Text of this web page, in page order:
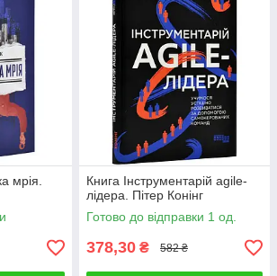
мрія.
Книга Інструментарій agile-
лідера. Пітер Конінг
Готово до відправки 1 од.
378,30 ₴ 582 ₴